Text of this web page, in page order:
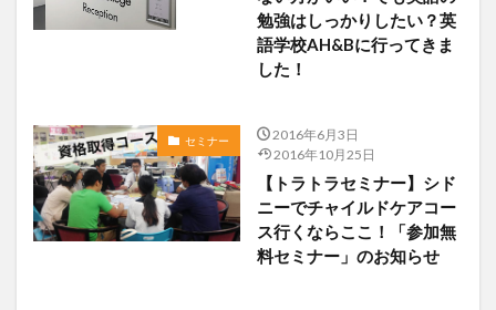
勉強はしっかりしたい？英
語学校AH&Bに行ってきま
した！
セミナー
2016年6月3日
2016年10月25日
【トラトラセミナー】シド
ニーでチャイルドケアコー
ス行くならここ！「参加無
料セミナー」のお知らせ